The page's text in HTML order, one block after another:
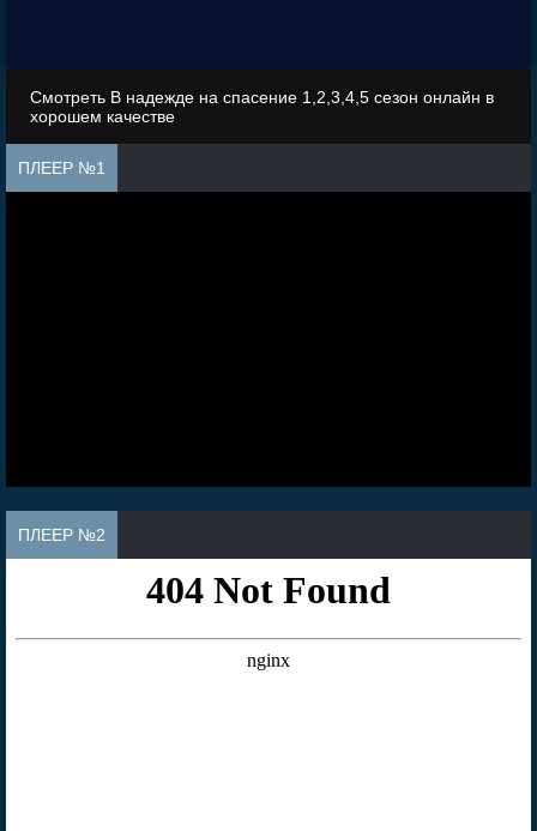
Смотреть В надежде на спасение 1,2,3,4,5 сезон онлайн в
хорошем качестве
ПЛЕЕР №1
ПЛЕЕР №2